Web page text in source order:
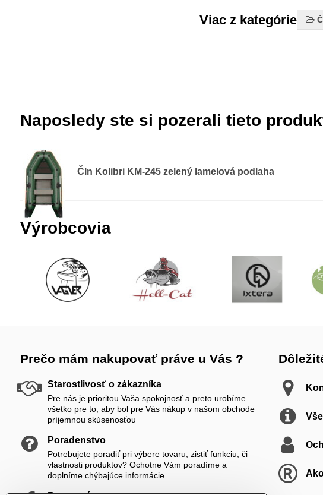
Viac z kategórie
Naposledy ste si pozerali tieto
Čln Kolibri KM-245 zelený lamelová podlaha
Výrobcovia
Prečo mám nakupovať práve u Vás ?
Starostlivosť o zákazníka
Pre nás je prioritou Vaša spokojnosť a preto urobíme
všetko pre to, aby bol pre Vás nákup v našom obchode
príjemnou skúsenosťou
Poradenstvo
Potrebujete poradiť pri výbere tovaru, zistiť funkciu, či
vlastnosti produktov? Ochotne Vám poradíme a
doplníme chýbajúce informácie